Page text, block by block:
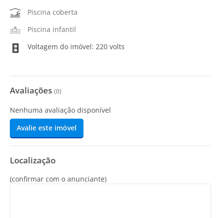
Piscina coberta
Piscina infantil
Voltagem do imóvel: 220 volts
Avaliações (0)
Nenhuma avaliação disponível
Avalie este imóvel
Localização
(confirmar com o anunciante)